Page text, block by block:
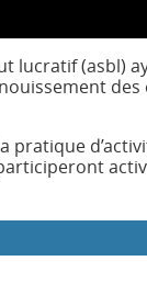
lucratif